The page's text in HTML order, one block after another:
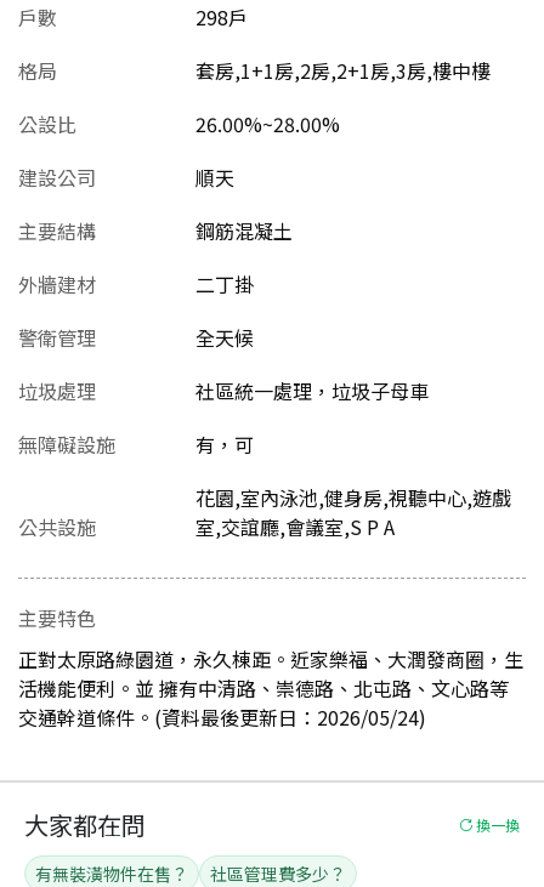
戶數
298戶
格局
套房,1+1房,2房,2+1房,3房,樓中樓
公設比
26.00%~28.00%
建設公司
順天
主要結構
鋼筋混凝土
外牆建材
二丁掛
警衛管理
全天候
垃圾處理
社區統一處理，垃圾子母車
無障礙設施
有，可
公共設施
花園,室內泳池,健身房,視聽中心,遊戲
室,交誼廳,會議室,S P A
主要特色
正對太原路綠園道，永久棟距。近家樂福、大潤發商圈，生
活機能便利。並 擁有中清路、崇德路、北屯路、文心路等
交通幹道條件。(資料最後更新日：2026/05/24)
大家都在問 換一換
有無裝潢物件在售？
社區管理費多少？